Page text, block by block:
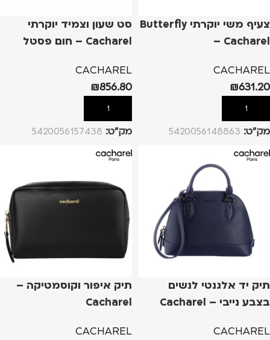
צעיף משי יוקרתי Butterfly
– Cacharel
CACHAREL
₪631.20
הוספה לסל
מק”ט: 5420056148863
סט שעון וצמיד יוקרתי
Cacharel – חום פסטל
CACHAREL
₪856.80
הוספה לסל
מק”ט: 5420056157438
תיק יד אלגנטי לנשים
בצבע נייבי – Cacharel
CACHAREL
תיק איפור וקוסמטיקה –
Cacharel
CACHAREL